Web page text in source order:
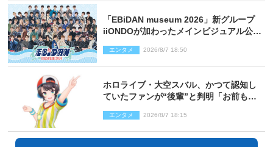
「EBiDAN museum 2026」新グループ
iiONDOが加わったメインビジュアル公
エンタメ 2026/8/7 18:50
ホロライブ・大空スバル、かつて認知し
ていたファンが“後輩”と判明「お前もし
エンタメ 2026/8/7 18:15